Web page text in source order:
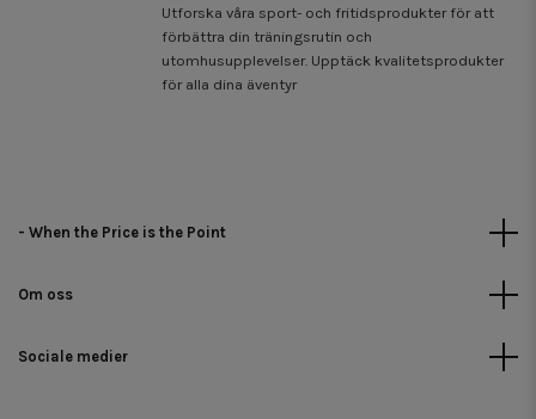
Utforska våra sport- och fritidsprodukter för att
förbättra din träningsrutin och
utomhusupplevelser. Upptäck kvalitetsprodukter
för alla dina äventyr
- When the Price is the Point
Om oss
Sociale medier